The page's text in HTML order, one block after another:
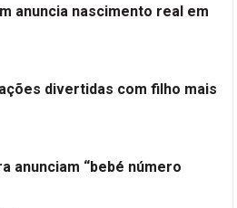
anuncia nascimento real em
divertidas com filho mais
anunciam “bebé número